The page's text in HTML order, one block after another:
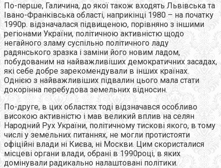
По-перше, Галичина, до якої також входять Львівська та
Івано-Франківська області, наприкінці 1980 – на початку
1990р. відзначалася підвищеною, порівняно з іншими
регіонами України, політичною активністю щодо
негайного зламу суспільно політичного ладу
радянського зразка і заміни його новим ладом,
побудованим на найважливіших демократичних засадах,
які себе добре зарекомендували в інших країнах.
Однією з найважливіших підвалин цього мала стати
докорінна перебудова земельних відносин.
По-друге, в цих областях тоді відзначався особливо
високою активністю і мав великий вплив на селян
Народний Рух України, політичному тискові якого, в тому
числі у земельних питаннях, не могли протистояти
офіційні влади ні Києва, ні Москви. Цим скористалися
місцеві органи влади, обрані в 1990році, в яких
домінували радикально налаштовані політики.